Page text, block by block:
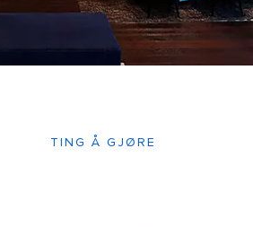
TING Å GJØRE